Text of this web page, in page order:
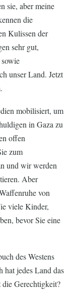
sie, aber meine
die
Kulissen der
sehr gut,
unser Land. Jetzt
mobilisiert, um
in Gaza zu
offen
zum
und wir werden
Aber
von
viele Kinder,
bevor Sie eine
des Westens
hat jedes Land das
Gerechtigkeit?